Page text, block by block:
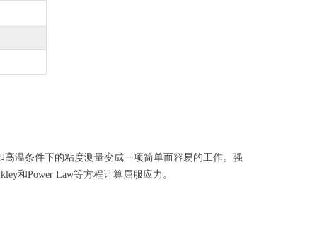
温条件下的粘度测量变成一项简单而容易的工作。强
和Power Law等方程计算屈服应力。